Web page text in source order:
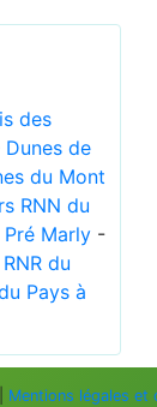
des
Dunes de
du Mont
RNN du
Pré Marly -
RNR du
Pays à
Mentions légales et